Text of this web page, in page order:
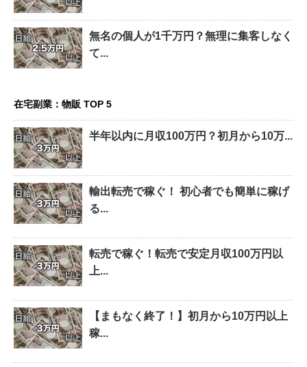
無名の個人が1千万円？無理に集客しなく
て...
在宅副業：物販 TOP 5
半年以内に月収100万円？初月から10万...
輸出転売で稼ぐ！ 初心者でも簡単に稼げ
る...
転売で稼ぐ！転売で安定月収100万円以
上...
【まもなく終了！】初月から10万円以上
稼...